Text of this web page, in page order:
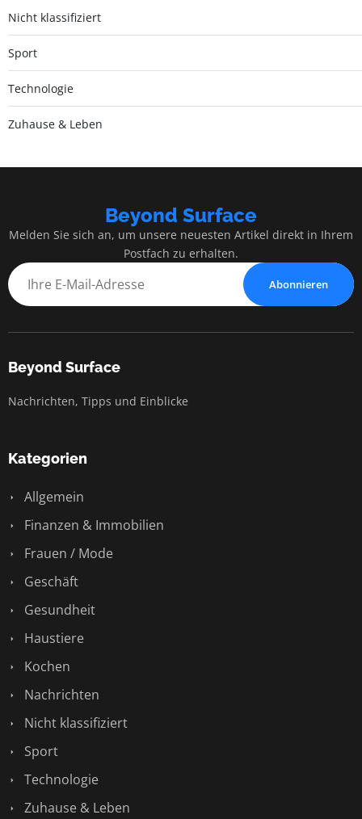
Nicht klassifiziert
Sport
Technologie
Zuhause & Leben
Beyond Surface
Melden Sie sich an, um unsere neuesten Artikel direkt in Ihrem
Postfach zu erhalten.
Abonnieren
Beyond Surface
Nachrichten, Tipps und Einblicke
Kategorien
Allgemein
Finanzen & Immobilien
Frauen / Mode
Geschäft
Gesundheit
Haustiere
Kochen
Nachrichten
Nicht klassifiziert
Sport
Technologie
Zuhause & Leben